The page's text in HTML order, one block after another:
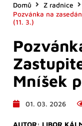
Domů
Z radnice
Pozvánka na
(11. 3.)
Mníšek
01. 03. 2026
AUTOR: LIBOR